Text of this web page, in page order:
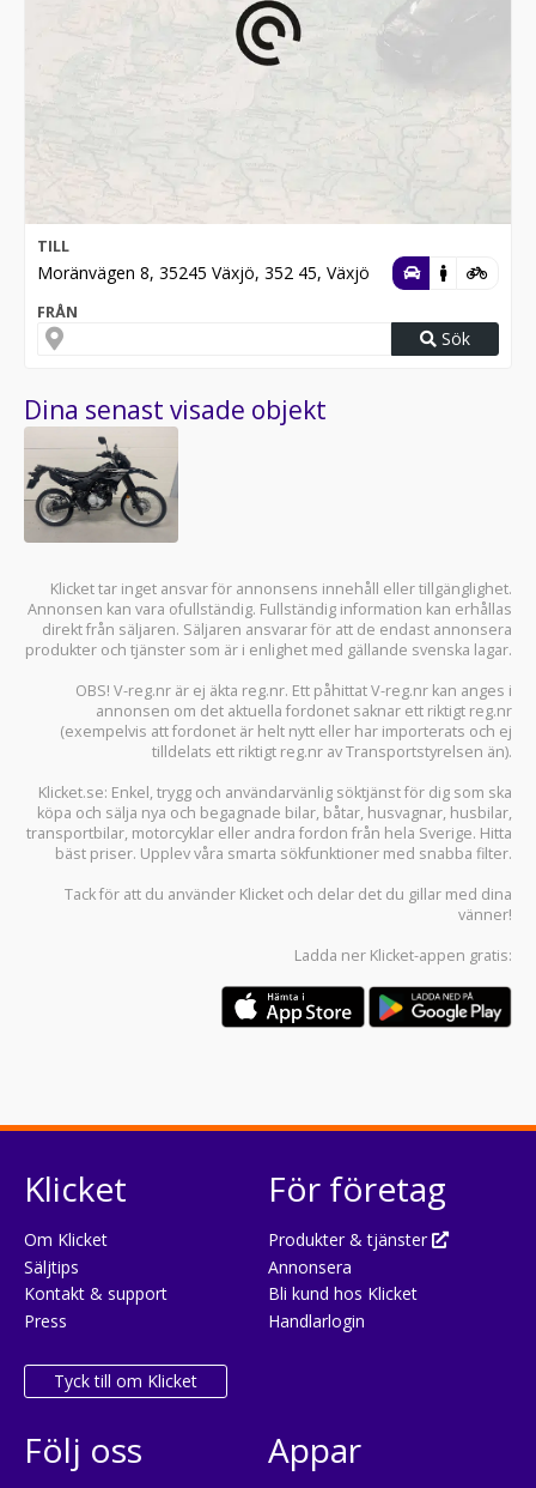
TILL
Moränvägen 8, 35245 Växjö, 352 45, Växjö
FRÅN
Sök
Dina senast visade objekt
Klicket tar inget ansvar för annonsens innehåll eller tillgänglighet.
Annonsen kan vara ofullständig. Fullständig information kan erhållas
direkt från säljaren. Säljaren ansvarar för att de endast annonsera
produkter och tjänster som är i enlighet med gällande svenska lagar.
OBS! V-reg.nr är ej äkta reg.nr. Ett påhittat V-reg.nr kan anges i
annonsen om det aktuella fordonet saknar ett riktigt reg.nr
(exempelvis att fordonet är helt nytt eller har importerats och ej
tilldelats ett riktigt reg.nr av Transportstyrelsen än).
Klicket.se: Enkel, trygg och användarvänlig söktjänst för dig som ska
köpa och sälja nya och begagnade bilar, båtar, husvagnar, husbilar,
transportbilar, motorcyklar eller andra fordon från hela Sverige. Hitta
bäst priser. Upplev våra smarta sökfunktioner med snabba filter.
Tack för att du använder Klicket och delar det du gillar med dina
vänner!
Ladda ner Klicket-appen gratis:
Klicket
Om Klicket
Säljtips
Kontakt & support
Press
Tyck till om Klicket
För företag
Produkter & tjänster
Annonsera
Bli kund hos Klicket
Handlarlogin
Följ oss Appar